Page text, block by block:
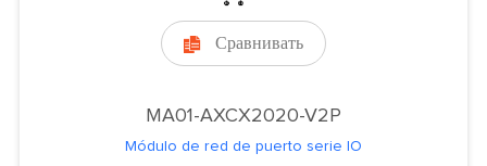
 Сравнивать
MA01-AXCX2020-V2P
Módulo de red de puerto serie IO